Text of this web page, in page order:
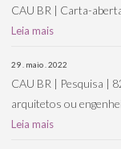
CAU BR | Carta-
Leia mais
29 . maio . 2022
CAU BR | Pesquisa |
arquitetos ou
Leia mais